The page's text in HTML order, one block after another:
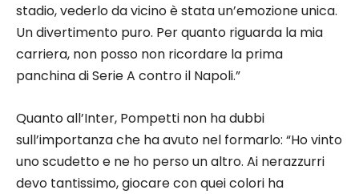
stadio, vederlo da vicino è stata un’emozione unica.
Un divertimento puro. Per quanto riguarda la mia
carriera, non posso non ricordare la prima
panchina di Serie A contro il Napoli.”
Quanto all’Inter, Pompetti non ha dubbi
sull’importanza che ha avuto nel formarlo: “Ho vinto
uno scudetto e ne ho perso un altro. Ai nerazzurri
devo tantissimo, giocare con quei colori ha